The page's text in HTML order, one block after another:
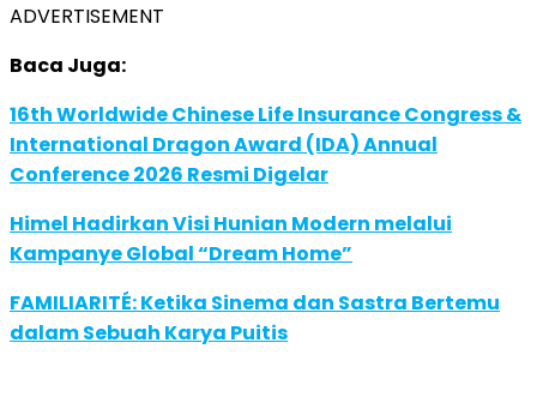
ADVERTISEMENT
Baca Juga:
16th Worldwide Chinese Life Insurance Congress &
International Dragon Award (IDA) Annual
Conference 2026 Resmi Digelar
Himel Hadirkan Visi Hunian Modern melalui
Kampanye Global “Dream Home”
FAMILIARITÉ: Ketika Sinema dan Sastra Bertemu
dalam Sebuah Karya Puitis